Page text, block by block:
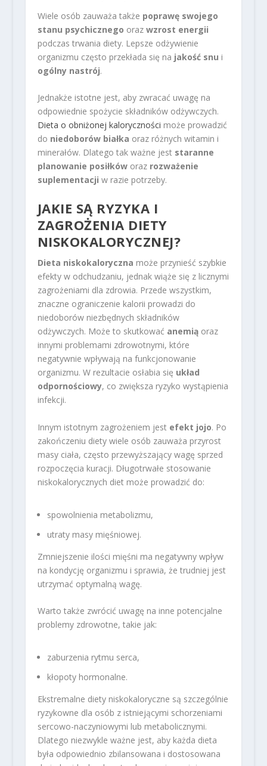
Wiele osób zauważa także poprawę swojego
stanu psychicznego oraz wzrost energii
podczas trwania diety. Lepsze odżywienie
organizmu często przekłada się na jakość snu i
ogólny nastrój.
Jednakże istotne jest, aby zwracać uwagę na
odpowiednie spożycie składników odżywczych.
Dieta o obniżonej kaloryczności może prowadzić
do niedoborów białka oraz różnych witamin i
minerałów. Dlatego tak ważne jest staranne
planowanie posiłkóworaz rozważenie
suplementacji w razie potrzeby.
JAKIE SĄ RYZYKA I
ZAGROŻENIA DIETY
NISKOKALORYCZNEJ?
Dieta niskokaloryczna może przynieść szybkie
efekty w odchudzaniu, jednak wiąże się z licznymi
zagrożeniami dla zdrowia. Przede wszystkim,
znaczne ograniczenie kalorii prowadzi do
niedoborów niezbędnych składników
odżywczych. Może to skutkować anemiąoraz
innymi problemami zdrowotnymi, które
negatywnie wpływają na funkcjonowanie
organizmu. W rezultacie osłabia się układ
odpornościowy, co zwiększa ryzyko wystąpienia
infekcji.
Innym istotnym zagrożeniem jest efekt jojo. Po
zakończeniu diety wiele osób zauważa przyrost
masy ciała, często przewyższający wagę sprzed
rozpoczęcia kuracji. Długotrwałe stosowanie
niskokalorycznych diet może prowadzić do:
spowolnienia metabolizmu,
utraty masy mięśniowej.
Zmniejszenie ilości mięśni ma negatywny wpływ
na kondycję organizmu i sprawia, że trudniej jest
utrzymać optymalną wagę.
Warto także zwrócić uwagę na inne potencjalne
problemy zdrowotne, takie jak:
zaburzenia rytmu serca,
kłopoty hormonalne.
Ekstremalne diety niskokaloryczne są szczególnie
ryzykowne dla osób z istniejącymi schorzeniami
sercowo-naczyniowymi lub metabolicznymi.
Dlatego niezwykle ważne jest, aby każda dieta
była odpowiednio zbilansowana i dostosowana